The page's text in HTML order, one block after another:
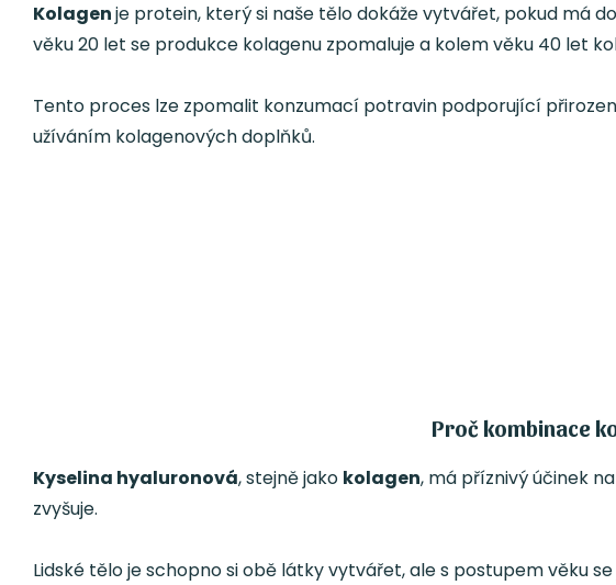
Kolagenje protein, který si naše tělo dokáže vytvářet, pokud má
věku 20 let se produkce kolagenu zpomaluje a kolem věku 40 let
Tento proces lze zpomalit konzumací potravin podporující
užíváním kolagenových doplňků.
Proč kombinace
Kyselina hyaluronová, stejně jako kolagen, má příznivý účinek
zvyšuje.
Lidské tělo je schopno si obě látky vytvářet, ale s postupem věku